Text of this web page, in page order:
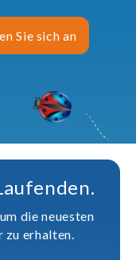
Sie sich an
die neuesten
zu erhalten.